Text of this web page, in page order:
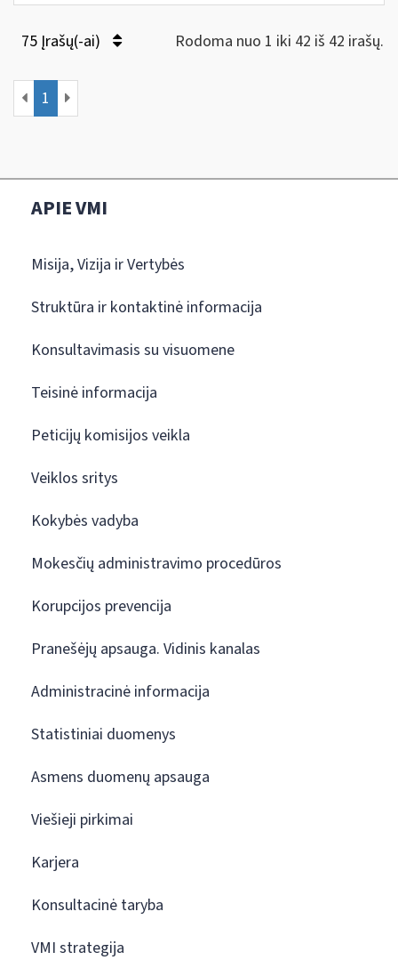
75 Įrašų(-ai) Rodoma nuo 1 iki 42 iš 42 irašų.
1
APIE VMI
Misija, Vizija ir Vertybės
Struktūra ir kontaktinė informacija
Konsultavimasis su visuomene
Teisinė informacija
Peticijų komisijos veikla
Veiklos sritys
Kokybės vadyba
Mokesčių administravimo procedūros
Korupcijos prevencija
Pranešėjų apsauga. Vidinis kanalas
Administracinė informacija
Statistiniai duomenys
Asmens duomenų apsauga
Viešieji pirkimai
Karjera
Konsultacinė taryba
VMI strategija